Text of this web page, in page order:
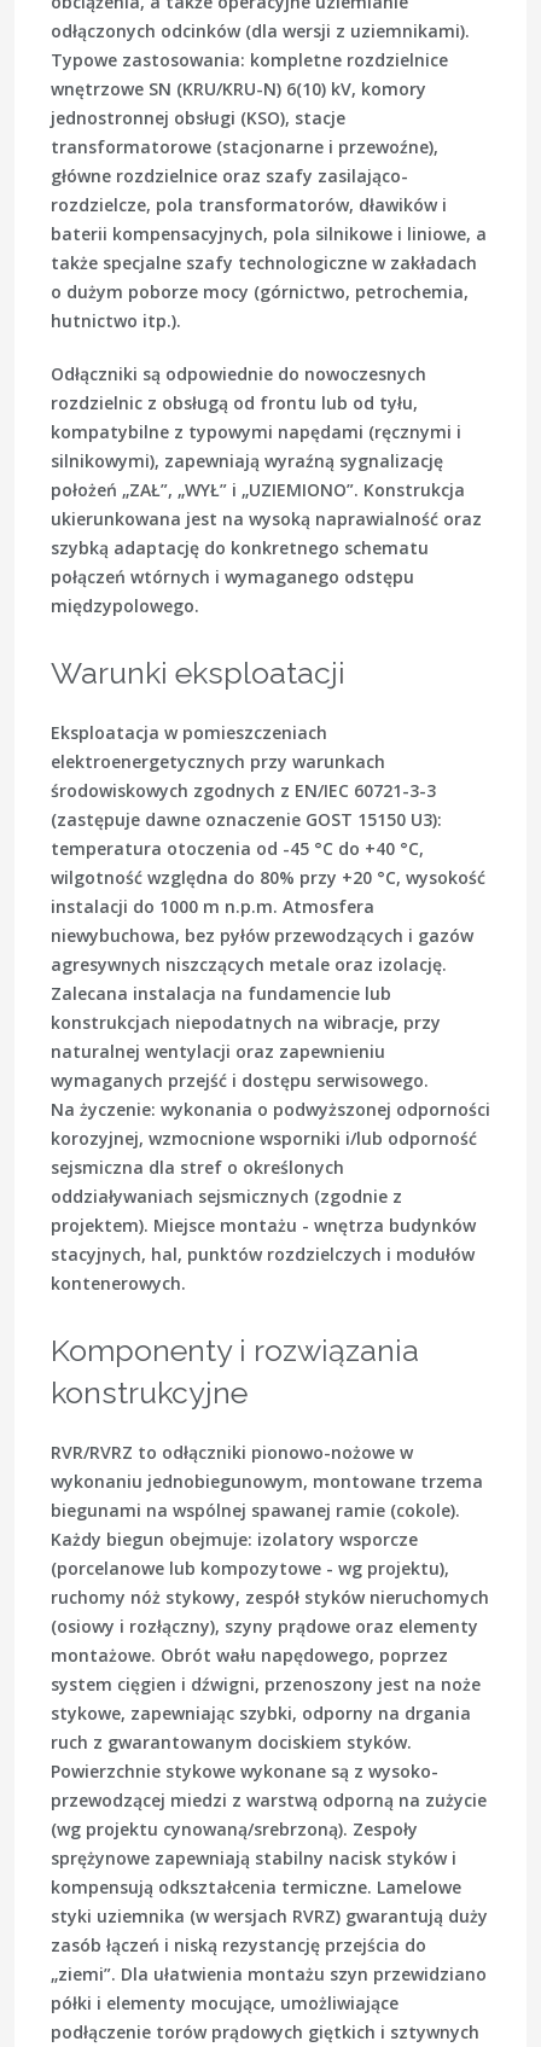
odłączonych odcinków (dla wersji z uziemnikami).
Typowe zastosowania: kompletne rozdzielnice
wnętrzowe SN (KRU/KRU-N) 6(10) kV, komory
jednostronnej obsługi (KSO), stacje
transformatorowe (stacjonarne i przewoźne),
główne rozdzielnice oraz szafy zasilająco-
rozdzielcze, pola transformatorów, dławików i
baterii kompensacyjnych, pola silnikowe i liniowe, a
także specjalne szafy technologiczne w zakładach
o dużym poborze mocy (górnictwo, petrochemia,
hutnictwo itp.).
Odłączniki są odpowiednie do nowoczesnych
rozdzielnic z obsługą od frontu lub od tyłu,
kompatybilne z typowymi napędami (ręcznymi i
silnikowymi), zapewniają wyraźną sygnalizację
położeń „ZAŁ”, „WYŁ” i „UZIEMIONO”. Konstrukcja
ukierunkowana jest na wysoką naprawialność oraz
szybką adaptację do konkretnego schematu
połączeń wtórnych i wymaganego odstępu
międzypolowego.
Warunki eksploatacji
Eksploatacja w pomieszczeniach
elektroenergetycznych przy warunkach
środowiskowych zgodnych z EN/IEC 60721-3-3
(zastępuje dawne oznaczenie GOST 15150 U3):
temperatura otoczenia od -45 °C do +40 °C,
wilgotność względna do 80% przy +20 °C, wysokość
instalacji do 1000 m n.p.m. Atmosfera
niewybuchowa, bez pyłów przewodzących i gazów
agresywnych niszczących metale oraz izolację.
Zalecana instalacja na fundamencie lub
konstrukcjach niepodatnych na wibracje, przy
naturalnej wentylacji oraz zapewnieniu
wymaganych przejść i dostępu serwisowego.
Na życzenie: wykonania o podwyższonej odporności
korozyjnej, wzmocnione wsporniki i/lub odporność
sejsmiczna dla stref o określonych
oddziaływaniach sejsmicznych (zgodnie z
projektem). Miejsce montażu - wnętrza budynków
stacyjnych, hal, punktów rozdzielczych i modułów
kontenerowych.
Komponenty i rozwiązania
konstrukcyjne
RVR/RVRZ to odłączniki pionowo-nożowe w
wykonaniu jednobiegunowym, montowane trzema
biegunami na wspólnej spawanej ramie (cokole).
Każdy biegun obejmuje: izolatory wsporcze
(porcelanowe lub kompozytowe - wg projektu),
ruchomy nóż stykowy, zespół styków nieruchomych
(osiowy i rozłączny), szyny prądowe oraz elementy
montażowe. Obrót wału napędowego, poprzez
system cięgien i dźwigni, przenoszony jest na noże
stykowe, zapewniając szybki, odporny na drgania
ruch z gwarantowanym dociskiem styków.
Powierzchnie stykowe wykonane są z wysoko-
przewodzącej miedzi z warstwą odporną na zużycie
(wg projektu cynowaną/srebrzoną). Zespoły
sprężynowe zapewniają stabilny nacisk styków i
kompensują odkształcenia termiczne. Lamelowe
styki uziemnika (w wersjach RVRZ) gwarantują duży
zasób łączeń i niską rezystancję przejścia do
„ziemi”. Dla ułatwienia montażu szyn przewidziano
półki i elementy mocujące, umożliwiające
podłączenie torów prądowych giętkich i sztywnych